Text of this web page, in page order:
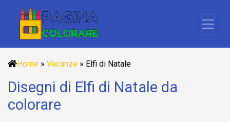
Home » Vacanze » Elfi di Natale
Disegni di Elfi di Natale da
colorare